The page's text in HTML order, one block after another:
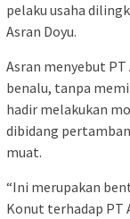
pelaku usaha
Asran Doyu.
Asran menyebut
benalu, tanpa
hadir melakukan
dibidang
muat.
“Ini merupakan
Konut terhadap PT